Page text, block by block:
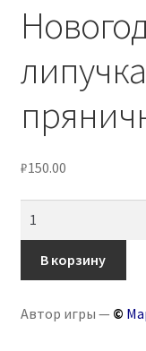
КОНТАКТЫ
₽150.00
Новогодняя
игра
липучках
В корзину
Автор игры — ©